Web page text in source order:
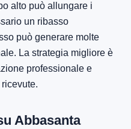
alto può allungare i
un ribasso
può generare molte
La strategia migliore è
professionale e
Abbasanta